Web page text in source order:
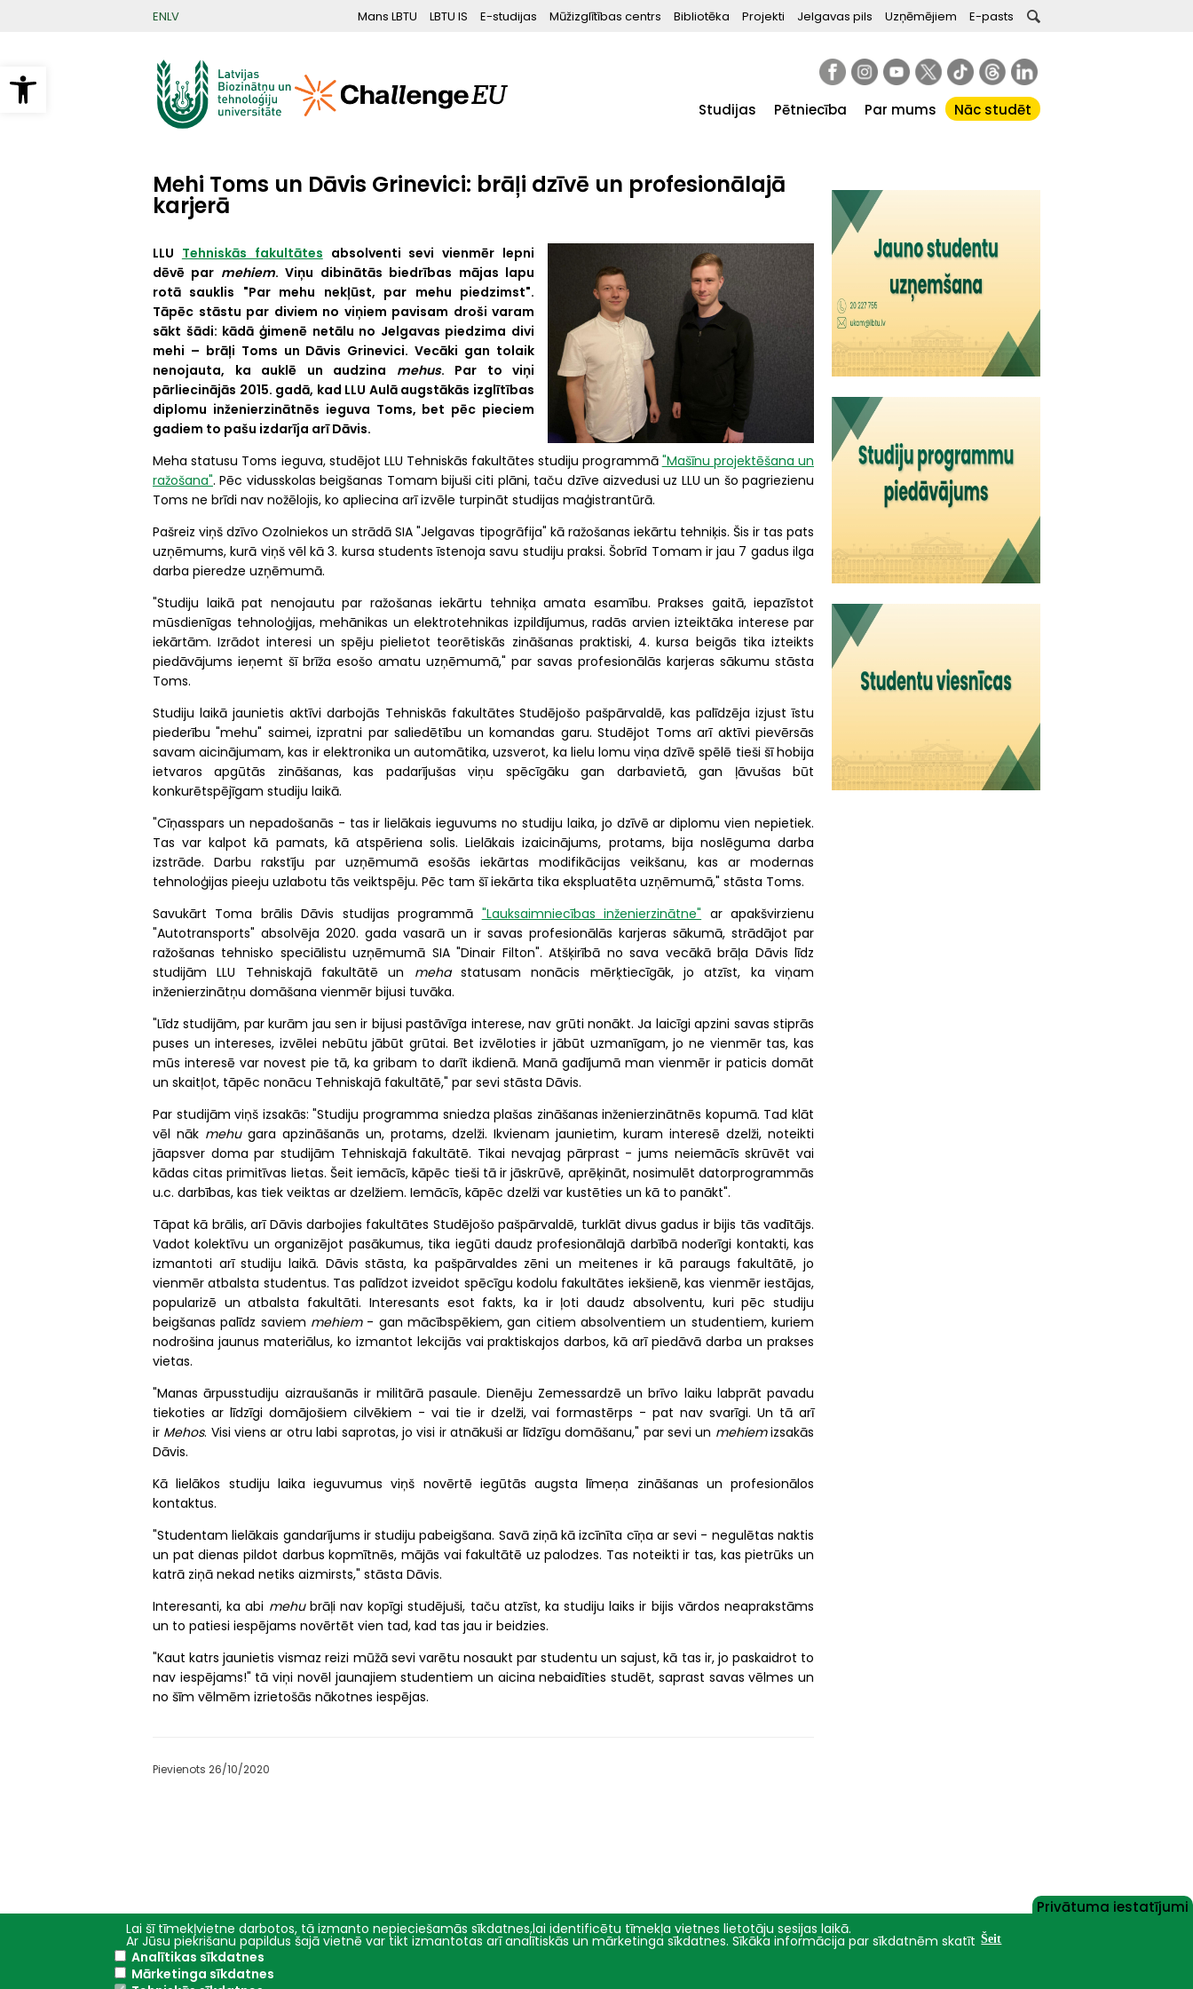
Open toolbar
ENLV Mans LBTU LBTU IS E-studijas Mūžizglītības centrs Bibliotēka Projekti Jelgavas pils Uzņēmējiem E-pasts
Studijas Pētniecība Par mums Nāc studēt
Mehi Toms un Dāvis Grinevici: brāļi dzīvē un profesionālajā
karjerā
LLU Tehniskās fakultātes absolventi sevi vienmēr lepni
dēvē par mehiem. Viņu dibinātās biedrības mājas lapu
rotā sauklis "Par mehu nekļūst, par mehu piedzimst".
Tāpēc stāstu par diviem no viņiem pavisam droši varam
sākt šādi: kādā ģimenē netālu no Jelgavas piedzima divi
mehi – brāļi Toms un Dāvis Grinevici. Vecāki gan tolaik
nenojauta, ka auklē un audzina mehus. Par to viņi
pārliecinājās 2015. gadā, kad LLU Aulā augstākās izglītības
diplomu inženierzinātnēs ieguva Toms, bet pēc pieciem
gadiem to pašu izdarīja arī Dāvis.
Meha statusu Toms ieguva, studējot LLU Tehniskās fakultātes studiju programmā "Mašīnu projektēšana un
ražošana". Pēc vidusskolas beigšanas Tomam bijuši citi plāni, taču dzīve aizvedusi uz LLU un šo pagriezienu
Toms ne brīdi nav nožēlojis, ko apliecina arī izvēle turpināt studijas maģistrantūrā.
Pašreiz viņš dzīvo Ozolniekos un strādā SIA "Jelgavas tipogrāfija" kā ražošanas iekārtu tehniķis. Šis ir tas pats
uzņēmums, kurā viņš vēl kā 3. kursa students īstenoja savu studiju praksi. Šobrīd Tomam ir jau 7 gadus ilga
darba pieredze uzņēmumā.
"Studiju laikā pat nenojautu par ražošanas iekārtu tehniķa amata esamību. Prakses gaitā, iepazīstot
mūsdienīgas tehnoloģijas, mehānikas un elektrotehnikas izpildījumus, radās arvien izteiktāka interese par
iekārtām. Izrādot interesi un spēju pielietot teorētiskās zināšanas praktiski, 4. kursa beigās tika izteikts
piedāvājums ieņemt šī brīža esošo amatu uzņēmumā," par savas profesionālās karjeras sākumu stāsta
Toms.
Studiju laikā jaunietis aktīvi darbojās Tehniskās fakultātes Studējošo pašpārvaldē, kas palīdzēja izjust īstu
piederību "mehu" saimei, izpratni par saliedētību un komandas garu. Studējot Toms arī aktīvi pievērsās
savam aicinājumam, kas ir elektronika un automātika, uzsverot, ka lielu lomu viņa dzīvē spēlē tieši šī hobija
ietvaros apgūtās zināšanas, kas padarījušas viņu spēcīgāku gan darbavietā, gan ļāvušas būt
konkurētspējīgam studiju laikā.
"Cīņasspars un nepadošanās - tas ir lielākais ieguvums no studiju laika, jo dzīvē ar diplomu vien nepietiek.
Tas var kalpot kā pamats, kā atspēriena solis. Lielākais izaicinājums, protams, bija noslēguma darba
izstrāde. Darbu rakstīju par uzņēmumā esošās iekārtas modifikācijas veikšanu, kas ar modernas
tehnoloģijas pieeju uzlabotu tās veiktspēju. Pēc tam šī iekārta tika ekspluatēta uzņēmumā," stāsta Toms.
Savukārt Toma brālis Dāvis studijas programmā "Lauksaimniecības inženierzinātne" ar apakšvirzienu
"Autotransports" absolvēja 2020. gada vasarā un ir savas profesionālās karjeras sākumā, strādājot par
ražošanas tehnisko speciālistu uzņēmumā SIA "Dinair Filton". Atšķirībā no sava vecākā brāļa Dāvis līdz
studijām LLU Tehniskajā fakultātē un mehastatusam nonācis mērķtiecīgāk, jo atzīst, ka viņam
inženierzinātņu domāšana vienmēr bijusi tuvāka.
"Līdz studijām, par kurām jau sen ir bijusi pastāvīga interese, nav grūti nonākt. Ja laicīgi apzini savas stiprās
puses un intereses, izvēlei nebūtu jābūt grūtai. Bet izvēloties ir jābūt uzmanīgam, jo ne vienmēr tas, kas
mūs interesē var novest pie tā, ka gribam to darīt ikdienā. Manā gadījumā man vienmēr ir paticis domāt
un skaitļot, tāpēc nonācu Tehniskajā fakultātē," par sevi stāsta Dāvis.
Par studijām viņš izsakās: "Studiju programma sniedza plašas zināšanas inženierzinātnēs kopumā. Tad klāt
vēl nāk mehugara apzināšanās un, protams, dzelži. Ikvienam jaunietim, kuram interesē dzelži, noteikti
jāapsver doma par studijām Tehniskajā fakultātē. Tikai nevajag pārprast - jums neiemācīs skrūvēt vai
kādas citas primitīvas lietas. Šeit iemācīs, kāpēc tieši tā ir jāskrūvē, aprēķināt, nosimulēt datorprogrammās
u.c. darbības, kas tiek veiktas ar dzelžiem. Iemācīs, kāpēc dzelži var kustēties un kā to panākt".
Tāpat kā brālis, arī Dāvis darbojies fakultātes Studējošo pašpārvaldē, turklāt divus gadus ir bijis tās vadītājs.
Vadot kolektīvu un organizējot pasākumus, tika iegūti daudz profesionālajā darbībā noderīgi kontakti, kas
izmantoti arī studiju laikā. Dāvis stāsta, ka pašpārvaldes zēni un meitenes ir kā paraugs fakultātē, jo
vienmēr atbalsta studentus. Tas palīdzot izveidot spēcīgu kodolu fakultātes iekšienē, kas vienmēr iestājas,
popularizē un atbalsta fakultāti. Interesants esot fakts, ka ir ļoti daudz absolventu, kuri pēc studiju
beigšanas palīdz saviem mehiem- gan mācībspēkiem, gan citiem absolventiem un studentiem, kuriem
nodrošina jaunus materiālus, ko izmantot lekcijās vai praktiskajos darbos, kā arī piedāvā darba un prakses
vietas.
"Manas ārpusstudiju aizraušanās ir militārā pasaule. Dienēju Zemessardzē un brīvo laiku labprāt pavadu
tiekoties ar līdzīgi domājošiem cilvēkiem - vai tie ir dzelži, vai formastērps - pat nav svarīgi. Un tā arī
ir Mehos. Visi viens ar otru labi saprotas, jo visi ir atnākuši ar līdzīgu domāšanu," par sevi un mehiemizsakās
Dāvis.
Kā lielākos studiju laika ieguvumus viņš novērtē iegūtās augsta līmeņa zināšanas un profesionālos
kontaktus.
"Studentam lielākais gandarījums ir studiju pabeigšana. Savā ziņā kā izcīnīta cīņa ar sevi - negulētas naktis
un pat dienas pildot darbus kopmītnēs, mājās vai fakultātē uz palodzes. Tas noteikti ir tas, kas pietrūks un
katrā ziņā nekad netiks aizmirsts," stāsta Dāvis.
Interesanti, ka abi mehubrāļi nav kopīgi studējuši, taču atzīst, ka studiju laiks ir bijis vārdos neaprakstāms
un to patiesi iespējams novērtēt vien tad, kad tas jau ir beidzies.
"Kaut katrs jaunietis vismaz reizi mūžā sevi varētu nosaukt par studentu un sajust, kā tas ir, jo paskaidrot to
nav iespējams!" tā viņi novēl jaunajiem studentiem un aicina nebaidīties studēt, saprast savas vēlmes un
no šīm vēlmēm izrietošās nākotnes iespējas.
Pievienots 26/10/2020
Galvenā
izvēlne
Studijas
Privātuma iestatījumi
Lai šī tīmekļvietne darbotos, tā izmanto nepieciešamās sīkdatnes,lai identificētu tīmekļa vietnes lietotāju sesijas laikā.
Ar Jūsu piekrišanu papildus šajā vietnē var tikt izmantotas arī analītiskās un mārketinga sīkdatnes. Sīkāka informācija par sīkdatnēm skatīt Šeit
Analītikas sīkdatnes
Mārketinga sīkdatnes